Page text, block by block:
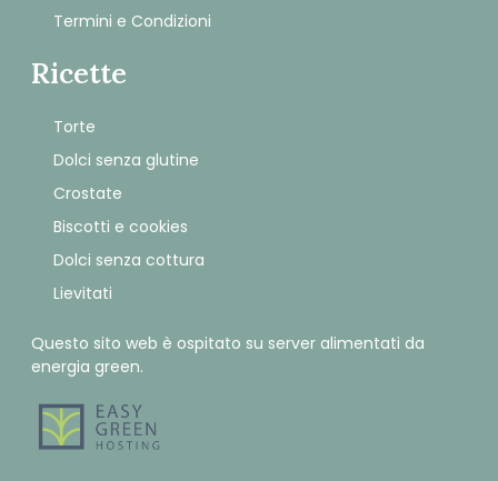
Termini e Condizioni
Ricette
Torte
Dolci senza glutine
Crostate
Biscotti e cookies
Dolci senza cottura
Lievitati
Questo sito web è ospitato su server alimentati da
energia green.